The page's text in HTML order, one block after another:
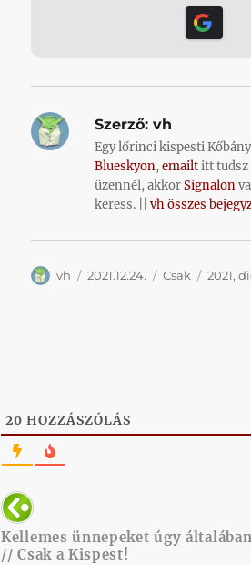
Szerző: vh
Egy lőrinci kispesti
Blueskyon,emailtitt tudsz
üzennél, akkorSignalon
keress. ||vh összes
Szerző
vh Közzétéve
2021.12.24. Kategória
Csak Címke
2021,
20 HOZZÁSZÓLÁS
Kellemes ünnepeket úgy
// Csak a Kispest!